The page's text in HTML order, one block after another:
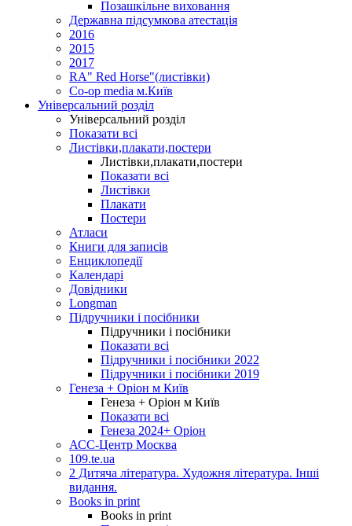
Позашкільне виховання
Державна підсумкова атестація
2016
2015
2017
RA" Red Horse"(листівки)
Co-op media м.Київ
Універсальний розділ
Універсальний розділ
Показати всі
Листівки,плакати,постери
Листівки,плакати,постери
Показати всі
Листівки
Плакати
Постери
Атласи
Книги для записів
Енциклопедії
Календарі
Довідники
Longman
Підручники і посібники
Підручники і посібники
Показати всі
Підручники і посібники 2022
Підручники і посібники 2019
Генеза + Оріон м Київ
Генеза + Оріон м Київ
Показати всі
Генеза 2024+ Оріон
АСС-Центр Москва
109.te.ua
2 Дитяча література. Художня література. Інші
видання.
Books in print
Books in print